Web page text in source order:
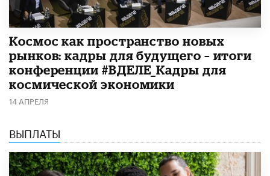
Космос как пространство новых
рынков: кадры для будущего – итоги
конференции #ВДЕЛЕ_Кадры для
космической экономики
14 АПРЕЛЯ
ВЫПЛАТЫ